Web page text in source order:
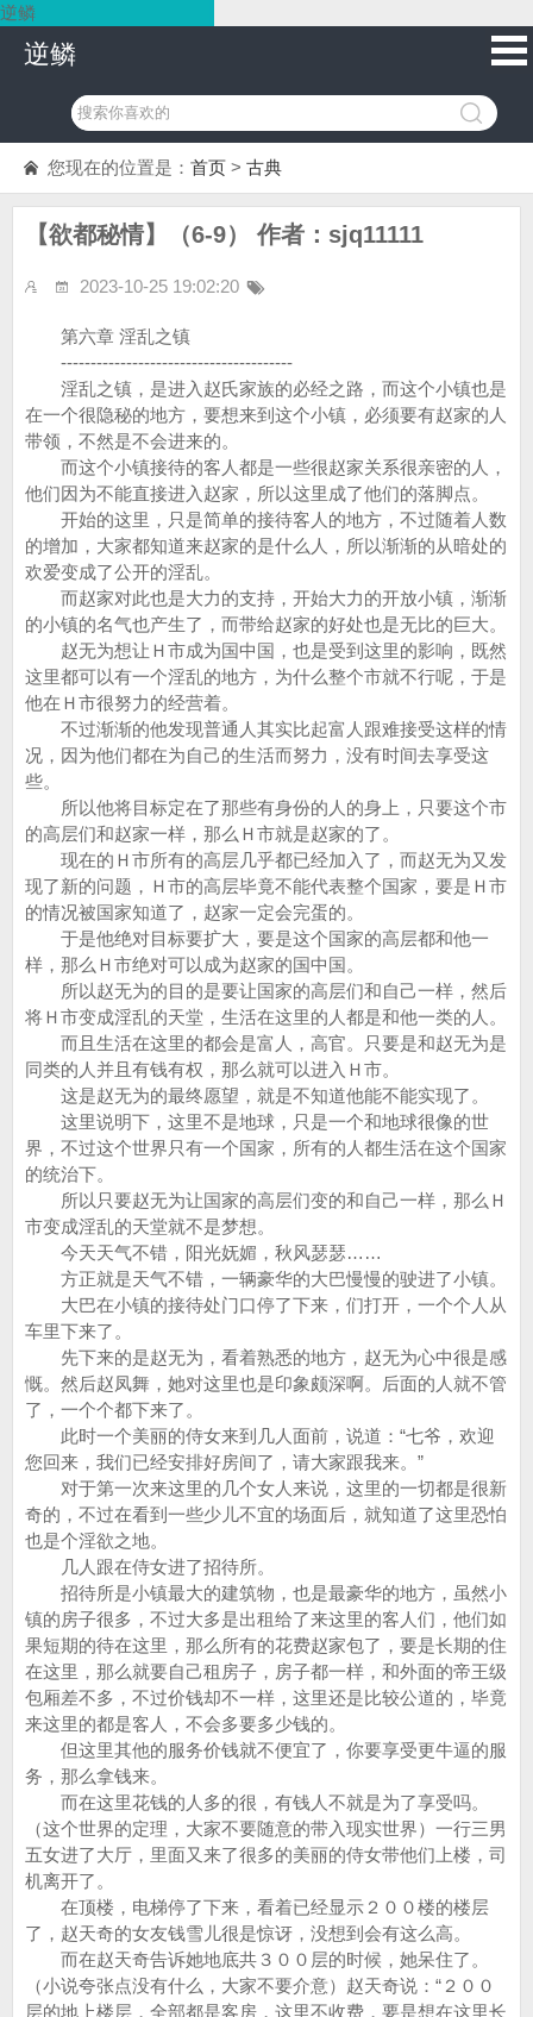
逆鳞
逆鳞
您现在的位置是： 首页 > 古典
【欲都秘情】（6-9） 作者：sjq11111
2023-10-25 19:02:20
第六章 淫乱之镇
---------------------------------------
淫乱之镇，是进入赵氏家族的必经之路，而这个小镇也是
在一个很隐秘的地方，要想来到这个小镇，必须要有赵家的人
带领，不然是不会进来的。
而这个小镇接待的客人都是一些很赵家关系很亲密的人，
他们因为不能直接进入赵家，所以这里成了他们的落脚点。
开始的这里，只是简单的接待客人的地方，不过随着人数
的增加，大家都知道来赵家的是什么人，所以渐渐的从暗处的
欢爱变成了公开的淫乱。
而赵家对此也是大力的支持，开始大力的开放小镇，渐渐
的小镇的名气也产生了，而带给赵家的好处也是无比的巨大。
赵无为想让Ｈ市成为国中国，也是受到这里的影响，既然
这里都可以有一个淫乱的地方，为什么整个市就不行呢，于是
他在Ｈ市很努力的经营着。
不过渐渐的他发现普通人其实比起富人跟难接受这样的情
况，因为他们都在为自己的生活而努力，没有时间去享受这
些。
所以他将目标定在了那些有身份的人的身上，只要这个市
的高层们和赵家一样，那么Ｈ市就是赵家的了。
现在的Ｈ市所有的高层几乎都已经加入了，而赵无为又发
现了新的问题，Ｈ市的高层毕竟不能代表整个国家，要是Ｈ市
的情况被国家知道了，赵家一定会完蛋的。
于是他绝对目标要扩大，要是这个国家的高层都和他一
样，那么Ｈ市绝对可以成为赵家的国中国。
所以赵无为的目的是要让国家的高层们和自己一样，然后
将Ｈ市变成淫乱的天堂，生活在这里的人都是和他一类的人。
而且生活在这里的都会是富人，高官。只要是和赵无为是
同类的人并且有钱有权，那么就可以进入Ｈ市。
这是赵无为的最终愿望，就是不知道他能不能实现了。
这里说明下，这里不是地球，只是一个和地球很像的世
界，不过这个世界只有一个国家，所有的人都生活在这个国家
的统治下。
所以只要赵无为让国家的高层们变的和自己一样，那么Ｈ
市变成淫乱的天堂就不是梦想。
今天天气不错，阳光妩媚，秋风瑟瑟……
方正就是天气不错，一辆豪华的大巴慢慢的驶进了小镇。
大巴在小镇的接待处门口停了下来，们打开，一个个人从
车里下来了。
先下来的是赵无为，看着熟悉的地方，赵无为心中很是感
慨。然后赵凤舞，她对这里也是印象颇深啊。后面的人就不管
了，一个个都下来了。
此时一个美丽的侍女来到几人面前，说道：“七爷，欢迎
您回来，我们已经安排好房间了，请大家跟我来。”
对于第一次来这里的几个女人来说，这里的一切都是很新
奇的，不过在看到一些少儿不宜的场面后，就知道了这里恐怕
也是个淫欲之地。
几人跟在侍女进了招待所。
招待所是小镇最大的建筑物，也是最豪华的地方，虽然小
镇的房子很多，不过大多是出租给了来这里的客人们，他们如
果短期的待在这里，那么所有的花费赵家包了，要是长期的住
在这里，那么就要自己租房子，房子都一样，和外面的帝王级
包厢差不多，不过价钱却不一样，这里还是比较公道的，毕竟
来这里的都是客人，不会多要多少钱的。
但这里其他的服务价钱就不便宜了，你要享受更牛逼的服
务，那么拿钱来。
而在这里花钱的人多的很，有钱人不就是为了享受吗。
（这个世界的定理，大家不要随意的带入现实世界）一行三男
五女进了大厅，里面又来了很多的美丽的侍女带他们上楼，司
机离开了。
在顶楼，电梯停了下来，看着已经显示２００楼的楼层
了，赵天奇的女友钱雪儿很是惊讶，没想到会有这么高。
而在赵天奇告诉她地底共３００层的时候，她呆住了。
（小说夸张点没有什么，大家不要介意）赵天奇说：“２００
层的地上楼层，全部都是客房，这里不收费，要是想在这里长